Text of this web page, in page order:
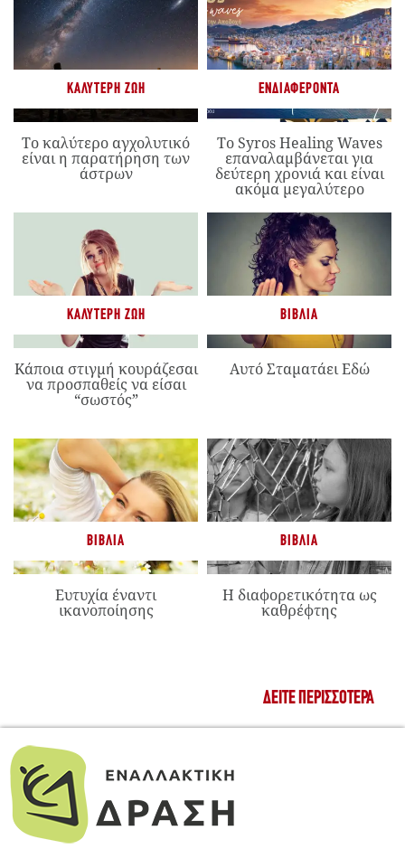
ΚΑΛΎΤΕΡΗ ΖΩΉ
Το καλύτερο αγχολυτικό
είναι η παρατήρηση των
άστρων
ΕΝΔΙΑΦΈΡΟΝΤΑ
Το Syros Healing Waves
επαναλαμβάνεται για
δεύτερη χρονιά και είναι
ακόμα μεγαλύτερο
ΚΑΛΎΤΕΡΗ ΖΩΉ
Κάποια στιγμή κουράζεσαι
να προσπαθείς να είσαι
“σωστός”
ΒΙΒΛΊΑ
Αυτό Σταματάει Εδώ
ΒΙΒΛΊΑ
Ευτυχία έναντι
ικανοποίησης
ΒΙΒΛΊΑ
Η διαφορετικότητα ως
καθρέφτης
ΔΕΊΤΕ ΠΕΡΙΣΣΌΤΕΡΑ